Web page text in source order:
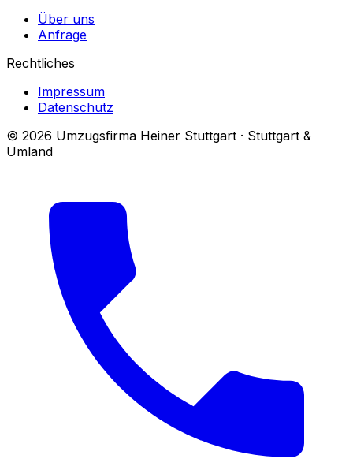
Über uns
Anfrage
Rechtliches
Impressum
Datenschutz
© 2026 Umzugsfirma Heiner Stuttgart · Stuttgart &
Umland